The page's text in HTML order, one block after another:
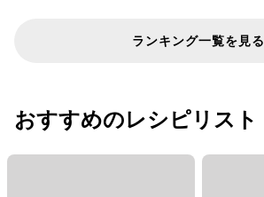
ランキング一覧を見る
おすすめのレシピリスト